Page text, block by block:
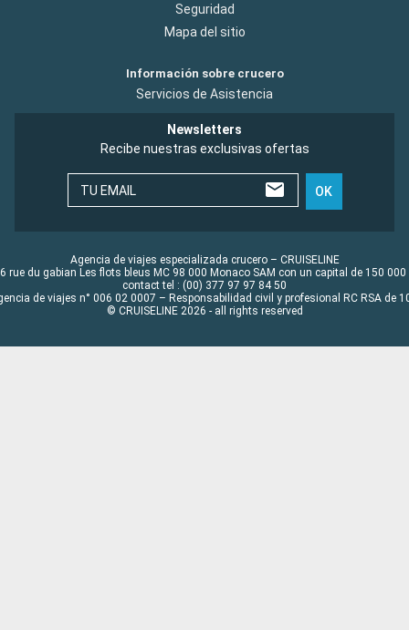
Seguridad
Mapa del sitio
Información sobre crucero
Servicios de Asistencia
Newsletters
Recibe nuestras exclusivas ofertas
TU EMAIL OK
Agencia de viajes especializada crucero – CRUISELINE
rue du gabian Les flots bleus MC 98 000 Monaco SAM con un capital de 150 000
contact tel : (00) 377 97 97 84 50
de viajes n° 006 02 0007 – Responsabilidad civil y profesional RC RSA de
© CRUISELINE 2026 - all rights reserved